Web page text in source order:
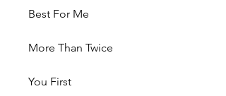
Best For Me
More Than Twice
You First